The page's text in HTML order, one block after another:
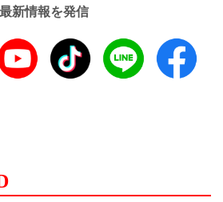
最新情報を発信